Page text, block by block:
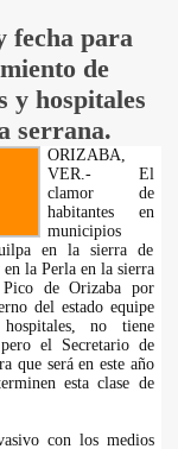
fecha para
de
y hospitales
serrana.
ORIZABA,
VER.- El
clamor de
habitantes en
municipios
en la sierra de
la Perla en la sierra
de Orizaba por
del estado equipe
no tiene
el Secretario de
que será en este año
esta clase de
con los medios